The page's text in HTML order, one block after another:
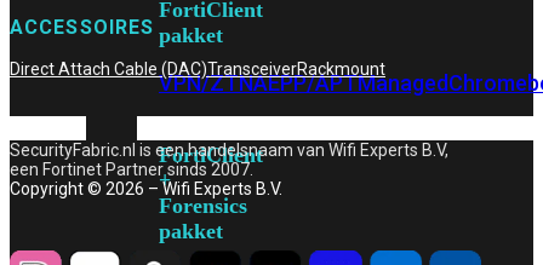
FortiClient
pakket
VPN/ZTNAEPP/APTManaged
FortiClient
+
Forensics
pakket
ACCESSOIRES
Direct Attach Cable (DAC)TransceiverRackmount
SecurityFabric.nl is een handelsnaam van Wifi Experts B.V,
een Fortinet Partner sinds 2007.
Copyright © 2026 – Wifi Experts B.V.